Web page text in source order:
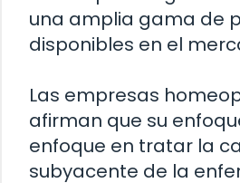
una amplia gama de
disponibles en el
Las empresas
afirman que su
enfoque en tratar la
subyacente de la